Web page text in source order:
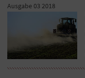
Ausgabe 03 2018